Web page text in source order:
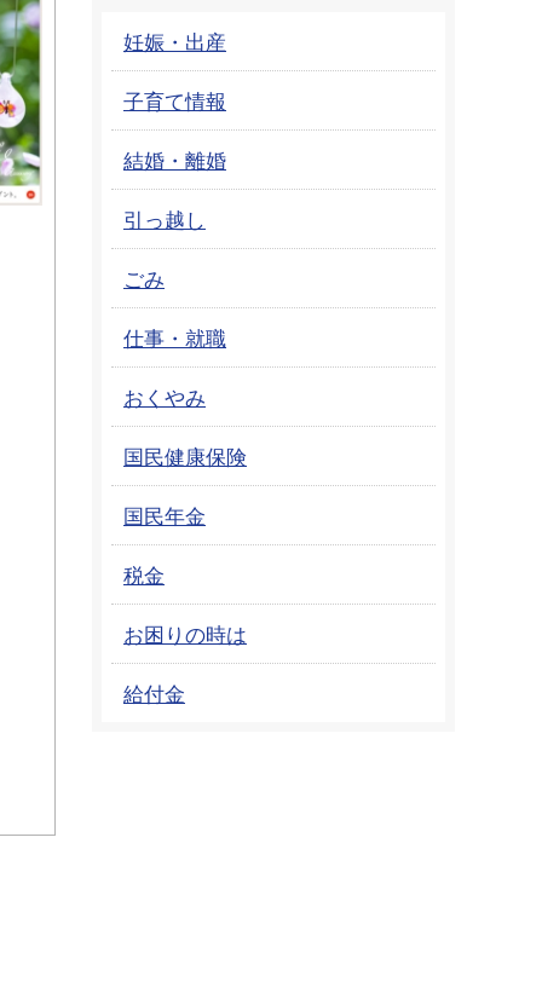
妊娠・出産
子育て情報
結婚・離婚
引っ越し
ごみ
仕事・就職
おくやみ
国民健康保険
国民年金
税金
お困りの時は
給付金